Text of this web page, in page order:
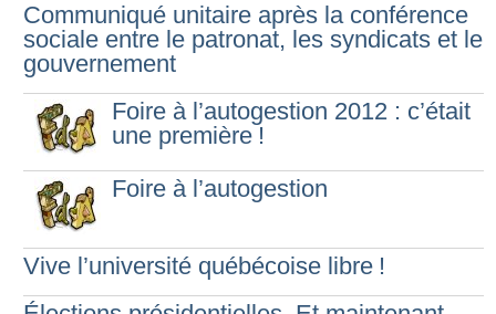
Communiqué unitaire après la conférence
sociale entre le patronat, les syndicats et le
gouvernement
Foire à l’autogestion 2012 : c’était
une première !
Foire à l’autogestion
Vive l’université québécoise libre !